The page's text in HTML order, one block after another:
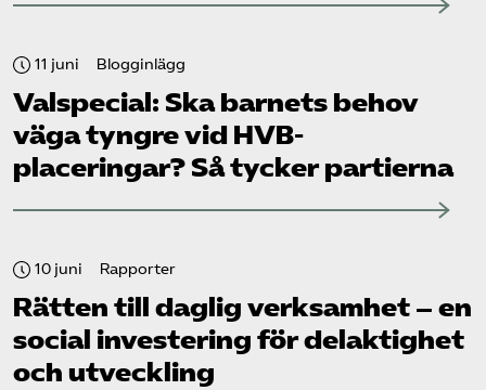
11 juni Blogginlägg
Valspecial: Ska barnets behov
väga tyngre vid HVB-
placeringar? Så tycker partierna
10 juni Rapporter
Rätten till daglig verksamhet – en
social investering för delaktighet
och utveckling